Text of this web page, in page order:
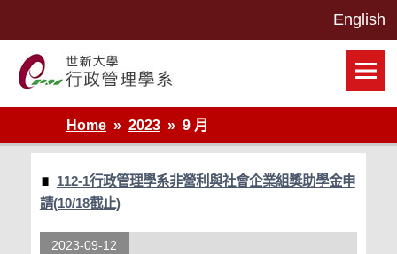
世新大學行政管理學系網站
Home
2023 9 月
112-1行政管理學系非營利與社會企業組獎助學金申
請(10/18截止)
2023-09-12